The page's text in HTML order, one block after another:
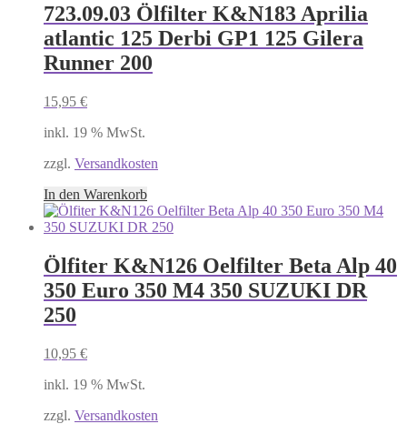
723.09.03 Ölfilter K&N183 Aprilia
atlantic 125 Derbi GP1 125 Gilera
Runner 200
15,95 €
inkl. 19 % MwSt.
zzgl. Versandkosten
In den Warenkorb
Ölfiter K&N126 Oelfilter Beta Alp 40
350 Euro 350 M4 350 SUZUKI DR
250
10,95 €
inkl. 19 % MwSt.
zzgl. Versandkosten